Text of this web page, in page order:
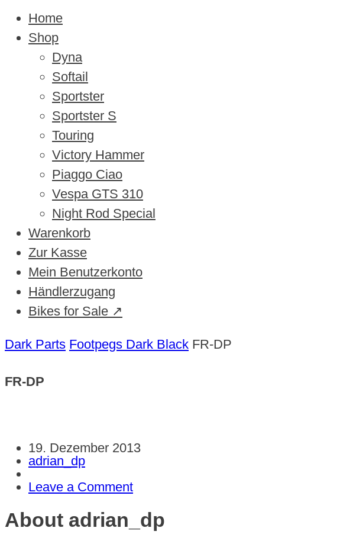
Home
Shop
Dyna
Softail
Sportster
Sportster S
Touring
Victory Hammer
Piaggo Ciao
Vespa GTS 310
Night Rod Special
Warenkorb
Zur Kasse
Mein Benutzerkonto
Händlerzugang
Bikes for Sale ↗
Dark Parts Footpegs Dark Black FR-DP
FR-DP
19. Dezember 2013
adrian_dp
Leave a Comment
About adrian_dp